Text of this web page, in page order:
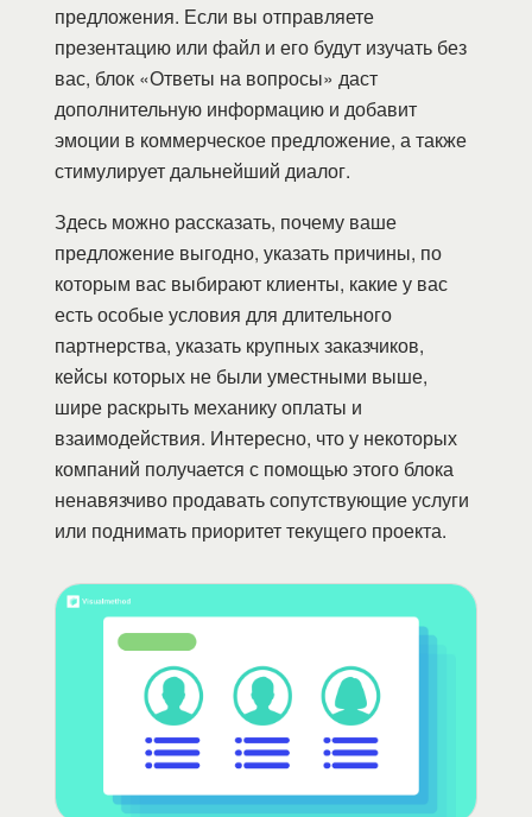
предложения. Если вы отправляете
презентацию или файл и его будут изучать без
вас, блок «Ответы на вопросы» даст
дополнительную информацию и добавит
эмоции в коммерческое предложение, а также
стимулирует дальнейший диалог.
Здесь можно рассказать, почему ваше
предложение выгодно, указать причины, по
которым вас выбирают клиенты, какие у вас
есть особые условия для длительного
партнерства, указать крупных заказчиков,
кейсы которых не были уместными выше,
шире раскрыть механику оплаты и
взаимодействия. Интересно, что у некоторых
компаний получается с помощью этого блока
ненавязчиво продавать сопутствующие услуги
или поднимать приоритет текущего проекта.